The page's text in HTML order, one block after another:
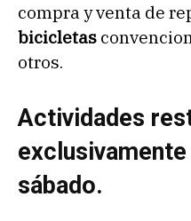
compra y venta de
bicicletas
otros.
Actividades
sábado.